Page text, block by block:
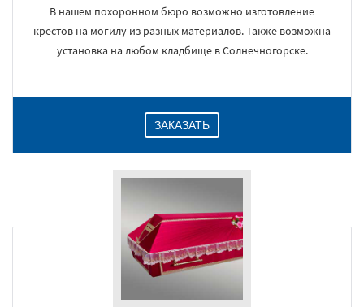
В нашем похоронном бюро возможно изготовление
крестов на могилу из разных материалов. Также возможна
установка на любом кладбище в Солнечногорске.
ЗАКАЗАТЬ